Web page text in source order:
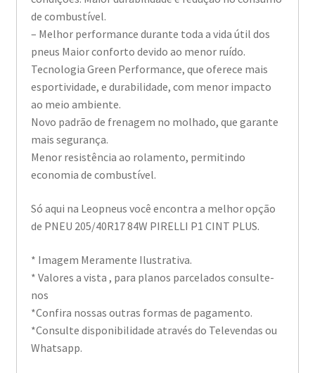
de combustível.
– Melhor performance durante toda a vida útil dos
pneus Maior conforto devido ao menor ruído.
Tecnologia Green Performance, que oferece mais
esportividade, e durabilidade, com menor impacto
ao meio ambiente.
Novo padrão de frenagem no molhado, que garante
mais segurança.
Menor resistência ao rolamento, permitindo
economia de combustível.
Só aqui na Leopneus você encontra a melhor opção
de PNEU 205/40R17 84W PIRELLI P1 CINT PLUS.
* Imagem Meramente Ilustrativa.
* Valores a vista , para planos parcelados consulte-
nos
*Confira nossas outras formas de pagamento.
*Consulte disponibilidade através do Televendas ou
Whatsapp.